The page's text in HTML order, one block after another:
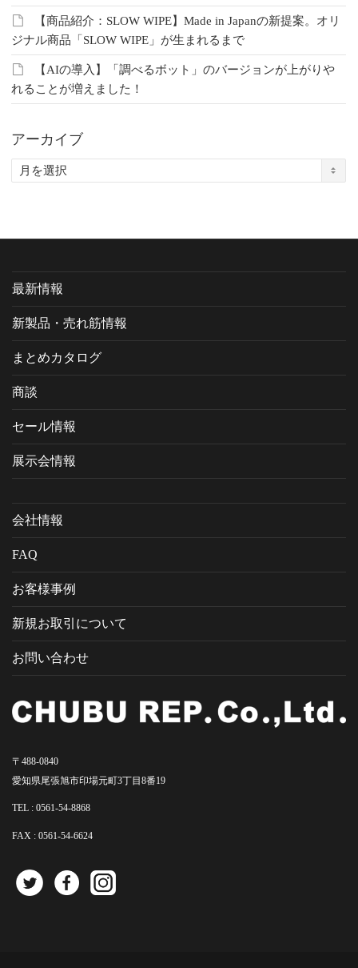
【商品紹介：SLOW WIPE】Made in Japanの新提案。オリ
ジナル商品「SLOW WIPE」が生まれるまで
【AIの導入】「調べるボット」のバージョンが上がりや
れることが増えました！
アーカイブ
ア
最新情報
新製品・売れ筋情報
まとめカタログ
商談
セール情報
展示会情報
会社情報
FAQ
お客様事例
新規お取引について
お問い合わせ
〒488-0840
愛知県尾張旭市印場元町3丁目8番19
TEL : 0561-54-8868
FAX : 0561-54-6624